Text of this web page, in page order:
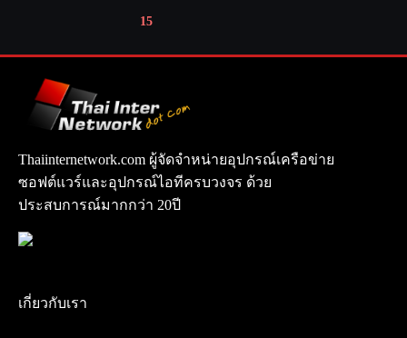
15
Thaiinternetwork.com ผู้จัดจำหน่ายอุปกรณ์เครือข่าย
ซอฟต์แวร์และอุปกรณ์ไอทีครบวงจร ด้วย
ประสบการณ์มากกว่า 20ปี
เกี่ยวกับเรา